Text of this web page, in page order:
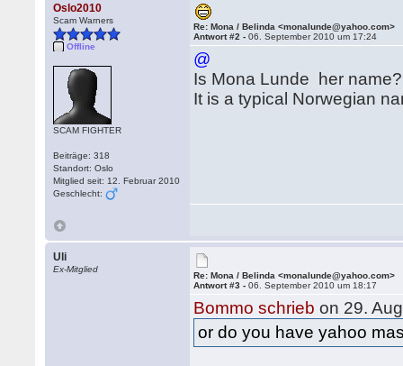
Oslo2010
Scam Warners
Offline
SCAM FIGHTER
Beiträge: 318
Standort: Oslo
Mitglied seit: 12. Februar 2010
Geschlecht:
Re: Mona / Belinda <monalunde@yahoo.com>
Antwort #2 -06. September 2010 um 17:24
@
Is Mona Lunde her name?
It is a typical Norwegian
Uli
Ex-Mitglied
Re: Mona / Belinda <monalunde@yahoo.com>
Antwort #3 -06. September 2010 um 18:17
Bommo schrieb on 29.
or do you have yahoo